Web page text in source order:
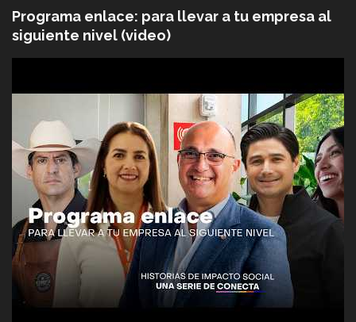
Programa enlace: para llevar a tu empresa al
siguiente nivel (video)